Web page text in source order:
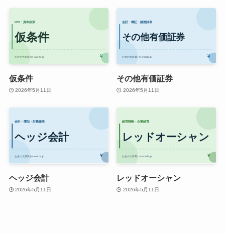
仮条件
2026年5月11日
その他有価証券
2026年5月11日
ヘッジ会計
2026年5月11日
レッドオーシャン
2026年5月11日